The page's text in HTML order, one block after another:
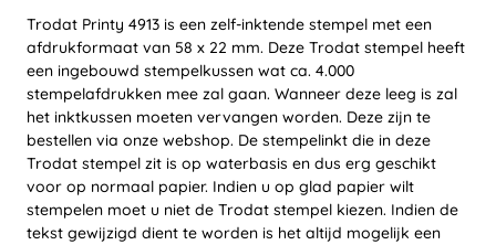
Trodat Printy 4913 is een zelf-inktende stempel met een
afdrukformaat van 58 x 22 mm. Deze Trodat stempel heeft
een ingebouwd stempelkussen wat ca. 4.000
stempelafdrukken mee zal gaan. Wanneer deze leeg is zal
het inktkussen moeten vervangen worden. Deze zijn te
bestellen via onze webshop. De stempelinkt die in deze
Trodat stempel zit is op waterbasis en dus erg geschikt
voor op normaal papier. Indien u op glad papier wilt
stempelen moet u niet de Trodat stempel kiezen. Indien de
tekst gewijzigd dient te worden is het altijd mogelijk een